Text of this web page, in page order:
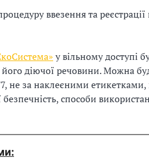
ввезення та реєстрації
у вільному доступі
діючої речовини. Можна
не за наклеєними етикетками,
способи